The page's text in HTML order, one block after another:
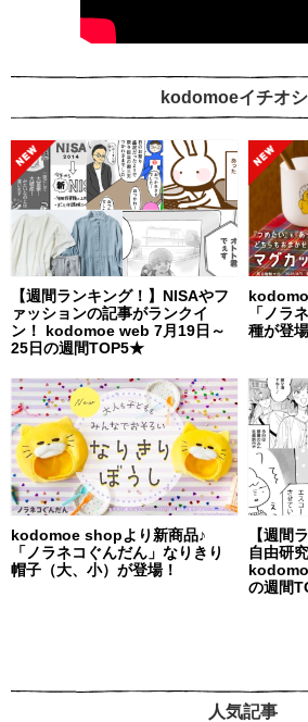
kodomoeイチオシ
【週間ランキング！】NISAやフ
ァッションの記事がランクイ
ン！ kodomoe web 7月19日～
25日の週間TOP5★
「ノラ
種が登場
kodomoe shopより新商品♪
「ノラネコぐんだん」なりきり
帽子（大、小）が登場！
【週間
自由研
の週間
人気記事